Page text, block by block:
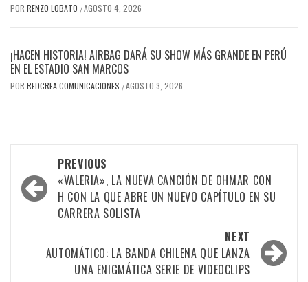
POR RENZO LOBATO /AGOSTO 4, 2026
¡HACEN HISTORIA! AIRBAG DARÁ SU SHOW MÁS GRANDE EN PERÚ
EN EL ESTADIO SAN MARCOS
POR REDCREA COMUNICACIONES /AGOSTO 3, 2026
navigation
PREVIOUS
«VALERIA», LA NUEVA CANCIÓN DE OHMAR CON
H CON LA QUE ABRE UN NUEVO CAPÍTULO EN SU
CARRERA SOLISTA
NEXT
AUTOMÁTICO: LA BANDA CHILENA QUE LANZA
UNA ENIGMÁTICA SERIE DE VIDEOCLIPS